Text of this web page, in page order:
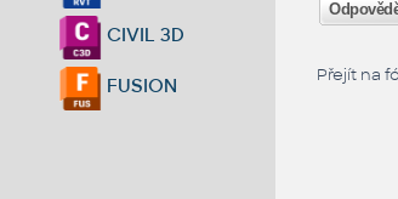
CIVIL 3D
FUSION Přejít na